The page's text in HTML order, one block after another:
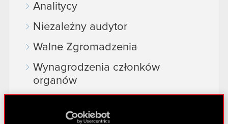
Analitycy
Niezależny audytor
Walne Zgromadzenia
Wynagrodzenia członków
organów
Kalendarz inwestora